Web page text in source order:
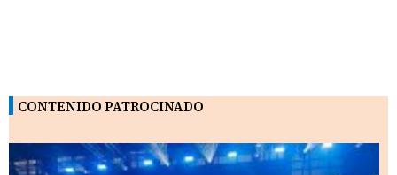
CONTENIDO PATROCINADO